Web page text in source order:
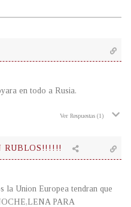
en todo a Rusia.
Ver Respuestas (1)
RUBLOS!!!!!!
la Union Europea tendran que
PARA